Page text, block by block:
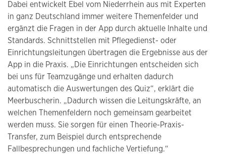
Dabei entwickelt Ebel vom Niederrhein aus mit Experten
in ganz Deutschland immer weitere Themenfelder und
ergänzt die Fragen in der App durch aktuelle Inhalte und
Standards. Schnittstellen mit Pflegedienst- oder
Einrichtungsleitungen übertragen die Ergebnisse aus der
App in die Praxis. „Die Einrichtungen entscheiden sich
bei uns für Teamzugänge und erhalten dadurch
automatisch die Auswertungen des Quiz“, erklärt die
Meerbuscherin. „Dadurch wissen die Leitungskräfte, an
welchen Themenfeldern noch gemeinsam gearbeitet
werden muss. Sie sorgen für einen Theorie-Praxis-
Transfer, zum Beispiel durch entsprechende
Fallbesprechungen und fachliche Vertiefung.“